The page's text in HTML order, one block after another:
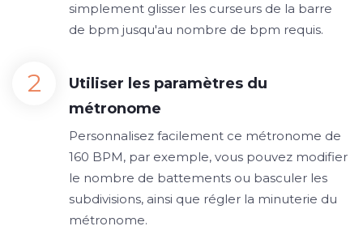
simplement glisser les curseurs de la barre
de bpm jusqu'au nombre de bpm requis.
Utiliser les paramètres du
métronome
Personnalisez facilement ce métronome de
160 BPM, par exemple, vous pouvez modifier
le nombre de battements ou basculer les
subdivisions, ainsi que régler la minuterie du
métronome.